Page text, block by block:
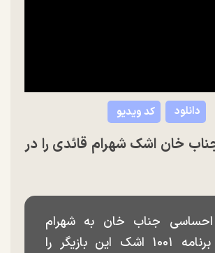
کد ویدیو دانلود
خان اشک شهرام قائدی را در
جناب‌ خان به شهرام
قائدی در برنامه ۱۰۰۱ اشک این بازیگر را